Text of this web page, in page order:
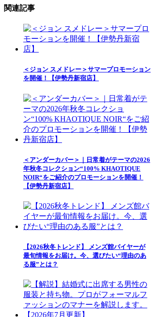
関連記事
＜ジョン スメドレー＞サマープロモーション
を開催！【伊勢丹新宿店】
＜アンダーカバー＞｜日常着がテーマの2026
年秋冬コレクション“100% KHAOTIQUE
NOIR“をご紹介のプロモーションを開催！
【伊勢丹新宿店】
【2026秋冬トレンド】 メンズ館バイヤーが
最旬情報をお届け。今、選びたい“理由のあ
る服”とは？